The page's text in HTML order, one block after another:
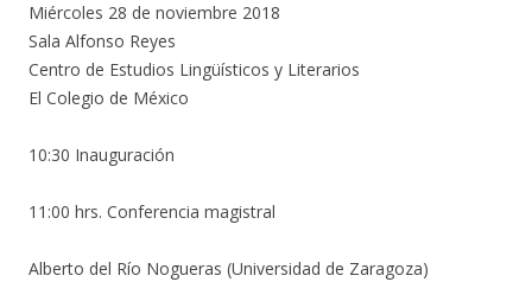
Miércoles 28 de noviembre 2018
Sala Alfonso Reyes
Centro de Estudios Lingüísticos y Literarios
El Colegio de México
10:30 Inauguración
11:00 hrs. Conferencia magistral
Alberto del Río Nogueras (Universidad de Zaragoza)